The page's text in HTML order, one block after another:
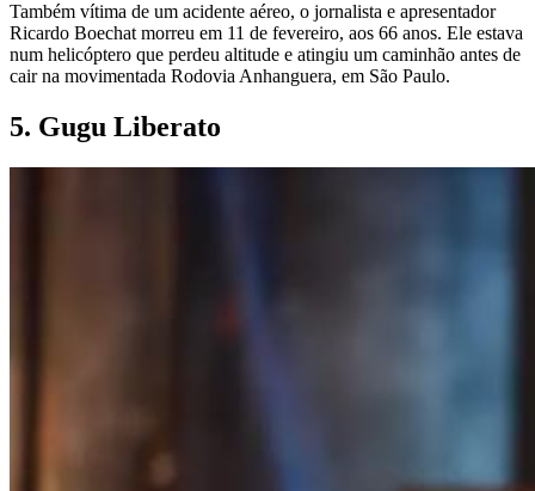
Também vítima de um acidente aéreo, o jornalista e apresentador
Ricardo Boechat morreu em 11 de fevereiro, aos 66 anos. Ele estava
num helicóptero que perdeu altitude e atingiu um caminhão antes de
cair na movimentada Rodovia Anhanguera, em São Paulo.
5. Gugu Liberato